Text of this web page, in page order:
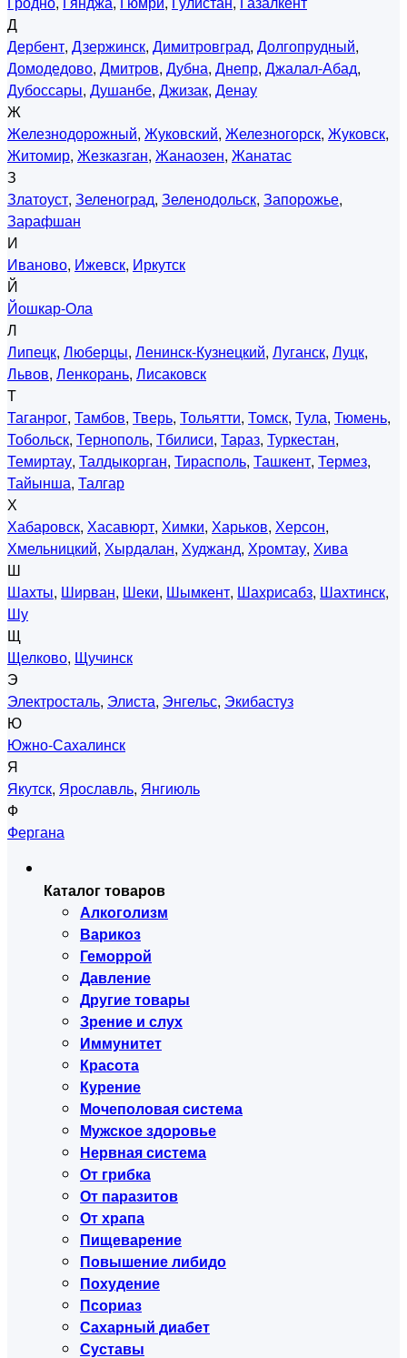
Д
Дербент, Дзержинск, Димитровград, Долгопрудный,
Домодедово, Дмитров, Дубна, Днепр, Джалал-Абад,
Дубоссары, Душанбе, Джизак, Денау
Ж
Железнодорожный, Жуковский, Железногорск, Жуковск,
Житомир, Жезказган, Жанаозен, Жанатас
З
Златоуст, Зеленоград, Зеленодольск, Запорожье,
Зарафшан
И
Иваново, Ижевск, Иркутск
Й
Йошкар-Ола
Л
Липецк, Люберцы, Ленинск-Кузнецкий, Луганск, Луцк,
Львов, Ленкорань, Лисаковск
Т
Таганрог, Тамбов, Тверь, Тольятти, Томск, Тула, Тюмень,
Тобольск, Тернополь, Тбилиси, Тараз, Туркестан,
Темиртау, Талдыкорган, Тирасполь, Ташкент, Термез,
Тайынша, Талгар
Х
Хабаровск, Хасавюрт, Химки, Харьков, Херсон,
Хмельницкий, Хырдалан, Худжанд, Хромтау, Хива
Ш
Шахты, Ширван, Шеки, Шымкент, Шахрисабз, Шахтинск,
Шу
Щ
Щелково, Щучинск
Э
Электросталь, Элиста, Энгельс, Экибастуз
Ю
Южно-Сахалинск
Я
Якутск, Ярославль, Янгиюль
Ф
Фергана
Каталог товаров
Алкоголизм
Варикоз
Геморрой
Давление
Другие товары
Зрение и слух
Иммунитет
Красота
Курение
Мочеполовая система
Мужское здоровье
Нервная система
От грибка
От паразитов
От храпа
Пищеварение
Повышение либидо
Похудение
Псориаз
Сахарный диабет
Суставы